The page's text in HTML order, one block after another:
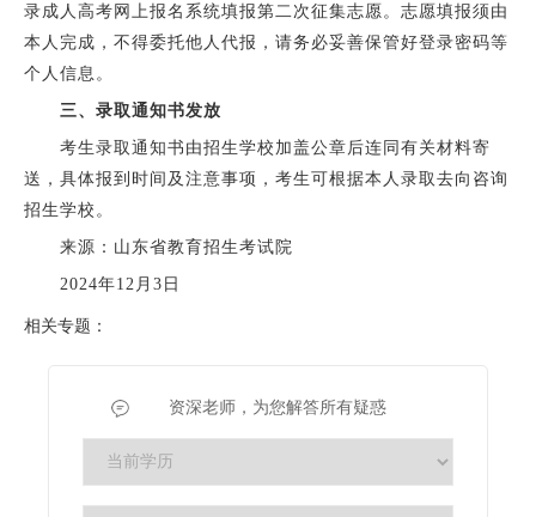
录成人高考网上报名系统填报第二次征集志愿。志愿填报须由
本人完成，不得委托他人代报，请务必妥善保管好登录密码等
个人信息。
三、录取通知书发放
考生录取通知书由招生学校加盖公章后连同有关材料寄
送，具体报到时间及注意事项，考生可根据本人录取去向咨询
招生学校。
来源：山东省教育招生考试院
2024年12月3日
相关专题：
资深老师，为您解答所有疑惑